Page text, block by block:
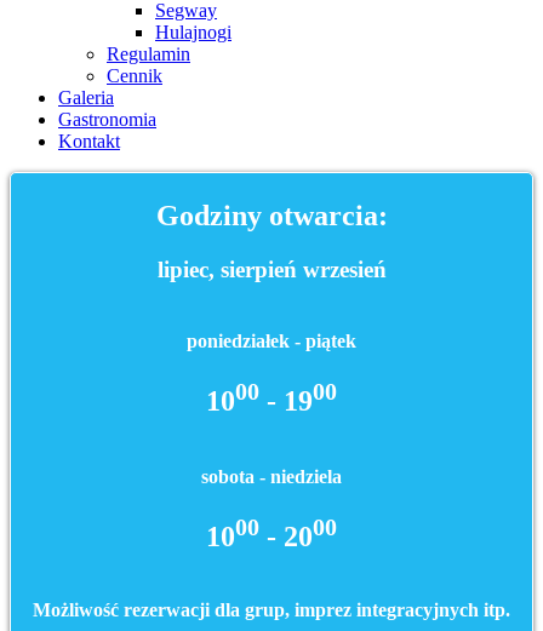
Segway
Hulajnogi
Regulamin
Cennik
Galeria
Gastronomia
Kontakt
Godziny otwarcia:
lipiec, sierpień wrzesień
poniedziałek - piątek
1000 - 1900
sobota - niedziela
1000 - 2000
Możliwość rezerwacji dla grup, imprez integracyjnych itp.